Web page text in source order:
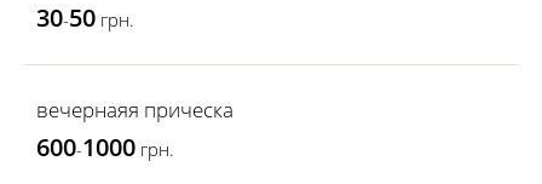
30-50 грн.
вечернаяя прическа
600-1000 грн.